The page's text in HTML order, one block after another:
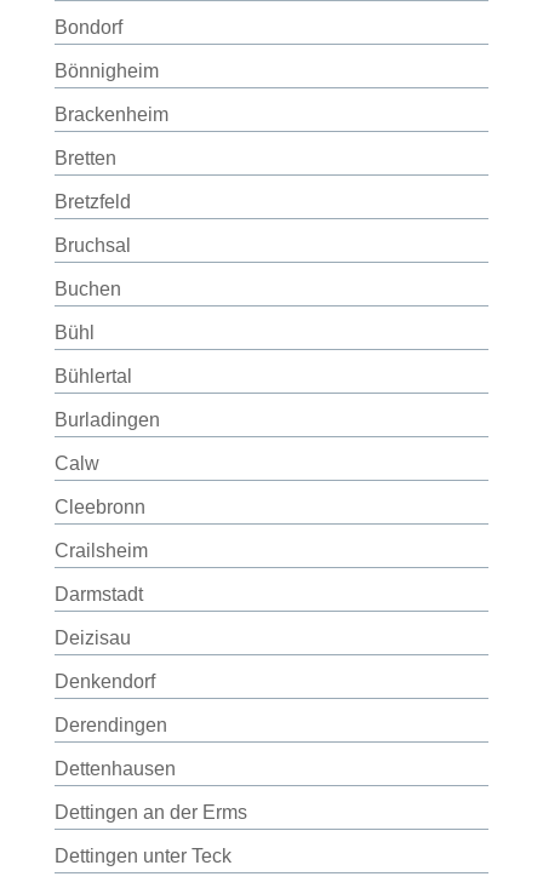
Bondorf
Bönnigheim
Brackenheim
Bretten
Bretzfeld
Bruchsal
Buchen
Bühl
Bühlertal
Burladingen
Calw
Cleebronn
Crailsheim
Darmstadt
Deizisau
Denkendorf
Derendingen
Dettenhausen
Dettingen an der Erms
Dettingen unter Teck